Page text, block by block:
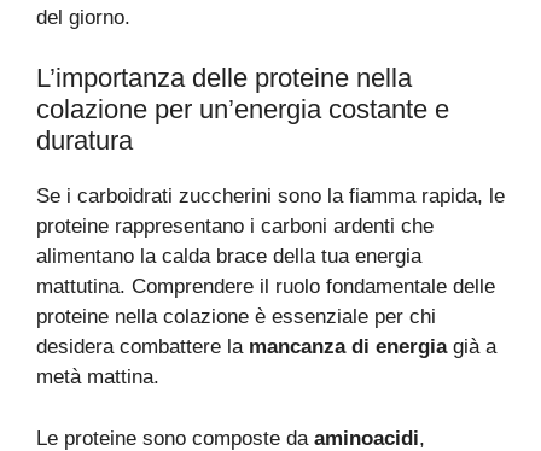
del giorno.
L’importanza delle proteine nella
colazione per un’energia costante e
duratura
Se i carboidrati zuccherini sono la fiamma rapida, le
proteine rappresentano i carboni ardenti che
alimentano la calda brace della tua energia
mattutina. Comprendere il ruolo fondamentale delle
proteine nella colazione è essenziale per chi
desidera combattere la mancanza di energiagià a
metà mattina.
Le proteine sono composte da aminoacidi,